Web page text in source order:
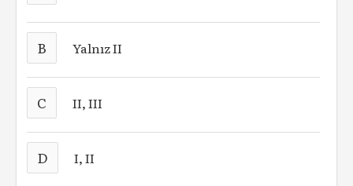
B Yalnız II
C II, III
D I, II